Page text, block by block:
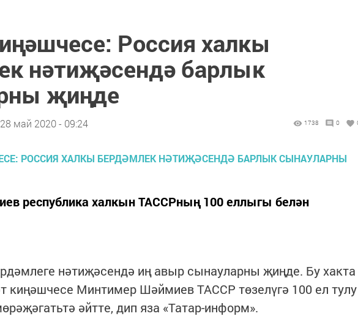
Россия халкы
нәтиҗәсендә барлык
җиңде
28 май 2020 - 09:24 1738 0
республика халкын ТАССРның 100 еллыгы белән
нәтиҗәсендә иң авыр сынауларны җиңде. Бу хакта
киңәшчесе Минтимер Шәймиев ТАССР төзелүгә 100 ел тулу
әйтте, дип яза «Татар-информ».